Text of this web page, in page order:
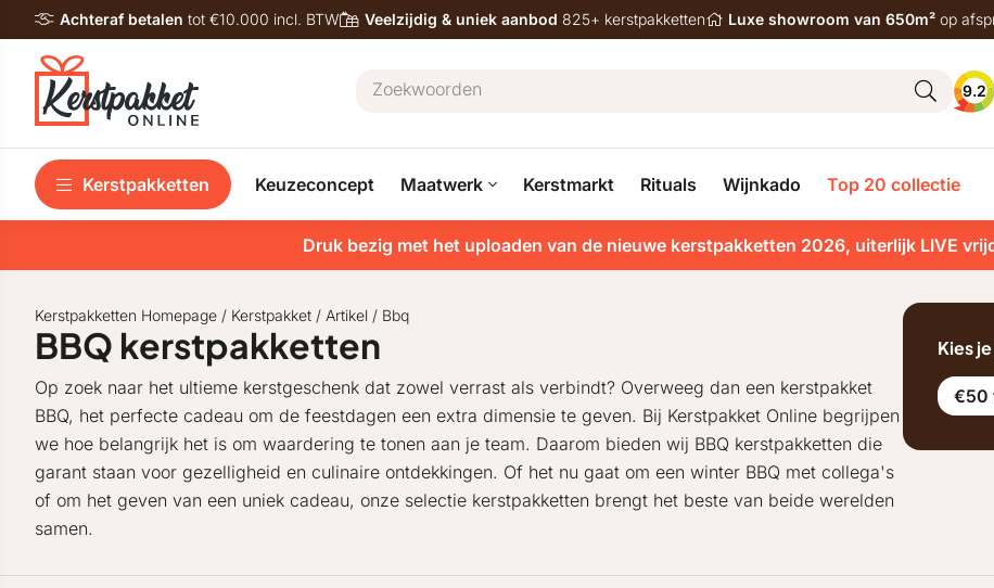
Achteraf betalen tot €10.000 incl. BTW Veelzijdig & uniek aanbod 825+ kerstpakketten Luxe showroom van 650m² op
9.2
Kerstpakketten Keuzeconcept Maatwerk Kerstmarkt Rituals Wijnkado Top 20 collectie
Druk bezig met het uploaden van de nieuwe kerstpakketten 2026, uiterlijk LIVE
Kerstpakketten Homepage / Kerstpakket / Artikel / Bbq
BBQ kerstpakketten
Op zoek naar het ultieme kerstgeschenk dat zowel verrast als verbindt? Overweeg dan een kerstpakket
BBQ, het perfecte cadeau om de feestdagen een extra dimensie te geven. Bij Kerstpakket Online begrijpen
we hoe belangrijk het is om waardering te tonen aan je team. Daarom bieden wij BBQ kerstpakketten die
garant staan voor gezelligheid en culinaire ontdekkingen. Of het nu gaat om een winter BBQ met collega's
of om het geven van een uniek cadeau, onze selectie kerstpakketten brengt het beste van beide werelden
samen.
Kies
€50